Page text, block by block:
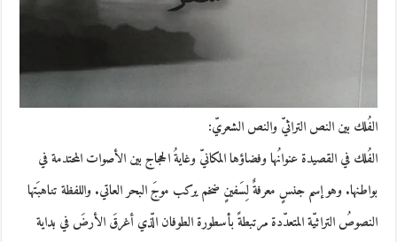
الفُلك بين النص التراثيّ والنص الشعريّ:
الفُلك في القصيدة عنوانُها وفضاؤها المكانيّ وغايةُ الحجاج بين الأصوات المحتدمة في
بواطنها. وهو إسم جنسٍ معرفةٌ لِسَفينٍ ضخم يركب موجَ البحر العاتي. واللفظة تناهبَتها
النصوصُ التراثيّة المتعدّدة مرتبطةً بأسطورة الطوفان الّذي أغرقَ الأرضَ في بداية